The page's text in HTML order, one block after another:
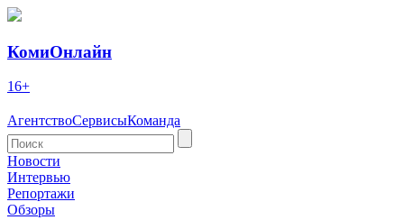
КомиОнлайн
16+
АгентствоСервисыКоманда
Новости
Интервью
Репортажи
Обзоры